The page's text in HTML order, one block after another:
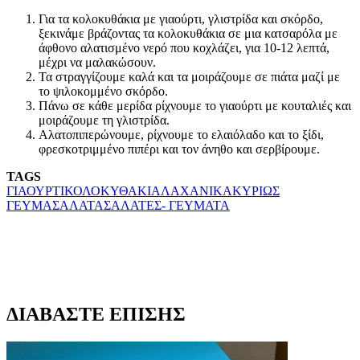
Για τα κολοκυθάκια με γιαούρτι, γλιστρίδα και σκόρδο,
ξεκινάμε βράζοντας τα κολοκυθάκια σε μια κατσαρόλα με
άφθονο αλατισμένο νερό που κοχλάζει, για 10-12 λεπτά,
μέχρι να μαλακώσουν.
Τα στραγγίζουμε καλά και τα μοιράζουμε σε πιάτα μαζί με
το ψιλοκομμένο σκόρδο.
Πάνω σε κάθε μερίδα ρίχνουμε το γιαούρτι με κουταλιές και
μοιράζουμε τη γλιστρίδα.
Αλατοπιπερώνουμε, ρίχνουμε το ελαιόλαδο και το ξίδι,
φρεσκοτριμμένο πιπέρι και τον άνηθο και σερβίρουμε.
TAGS
ΓΙΑΟΥΡΤΙΚΟΛΟΚΥΘΑΚΙΑΛΑΧΑΝΙΚΑΚΥΡΙΩΣ
ΓΕΥΜΑΣΑΛΑΤΑΣΑΛΑΤΕΣ- ΓΕΥΜΑΤΑ
ΔΙΑΒΑΣΤΕ ΕΠΙΣΗΣ